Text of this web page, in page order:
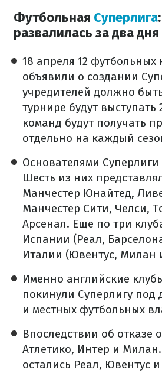
Футбольная Суперлига
развалилась за два дня
18 апреля 12 футбольных
объявили о создании
учредителей должно
турнире будут выступать
команд будут получать
отдельно на каждый
Основателями Суперлиги
Шесть из них
Манчестер Юнайтед,
Манчестер Сити, Челси,
Арсенал. Еще по три
Испании (Реал,
Италии (Ювентус, Милан
Именно английские
покинули Суперлигу
и местных футбольных
Впоследствии об отказе
Атлетико, Интер и
остались Реал, Ювентус